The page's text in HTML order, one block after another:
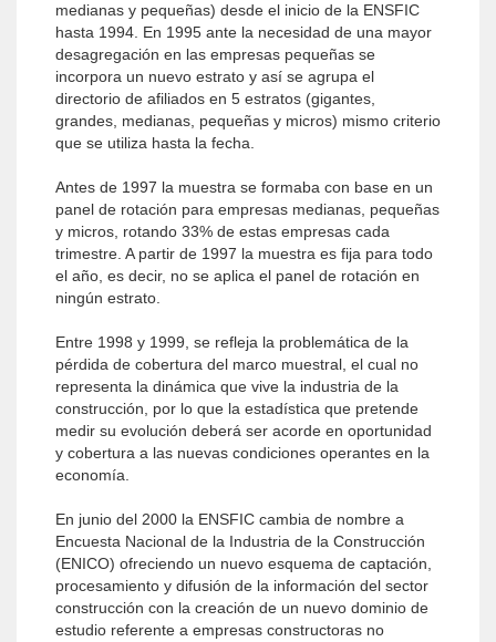
medianas y pequeñas) desde el inicio de la ENSFIC
hasta 1994. En 1995 ante la necesidad de una mayor
desagregación en las empresas pequeñas se
incorpora un nuevo estrato y así se agrupa el
directorio de afiliados en 5 estratos (gigantes,
grandes, medianas, pequeñas y micros) mismo criterio
que se utiliza hasta la fecha.
Antes de 1997 la muestra se formaba con base en un
panel de rotación para empresas medianas, pequeñas
y micros, rotando 33% de estas empresas cada
trimestre. A partir de 1997 la muestra es fija para todo
el año, es decir, no se aplica el panel de rotación en
ningún estrato.
Entre 1998 y 1999, se refleja la problemática de la
pérdida de cobertura del marco muestral, el cual no
representa la dinámica que vive la industria de la
construcción, por lo que la estadística que pretende
medir su evolución deberá ser acorde en oportunidad
y cobertura a las nuevas condiciones operantes en la
economía.
En junio del 2000 la ENSFIC cambia de nombre a
Encuesta Nacional de la Industria de la Construcción
(ENICO) ofreciendo un nuevo esquema de captación,
procesamiento y difusión de la información del sector
construcción con la creación de un nuevo dominio de
estudio referente a empresas constructoras no